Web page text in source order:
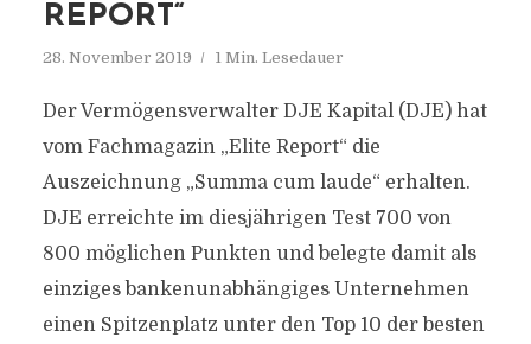
REPORT“
28. November 2019 1 Min. Lesedauer
Der Vermögensverwalter DJE Kapital (DJE) hat
vom Fachmagazin „Elite Report“ die
Auszeichnung „Summa cum laude“ erhalten.
DJE erreichte im diesjährigen Test 700 von
800 möglichen Punkten und belegte damit als
einziges bankenunabhängiges Unternehmen
einen Spitzenplatz unter den Top 10 der besten